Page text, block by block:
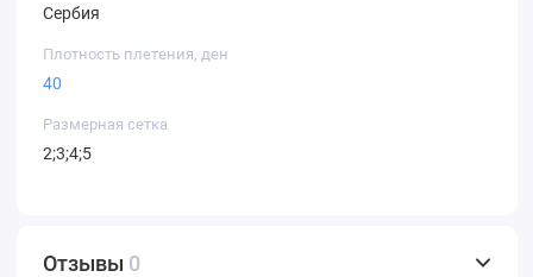
Сербия
Плотность плетения, ден
40
Размерная сетка
2;3;4;5
Отзывы 0